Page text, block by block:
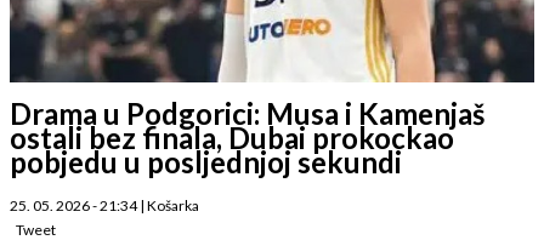
Drama u Podgorici: Musa i Kamenjaš
ostali bez finala, Dubai prokockao
pobjedu u posljednjoj sekundi
25. 05. 2026 - 21:34| Košarka
Tweet